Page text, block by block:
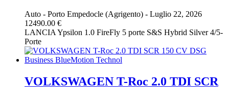
Auto - Porto Empedocle (Agrigento) - Luglio 22, 2026
12490.00 €
LANCIA Ypsilon 1.0 FireFly 5 porte S&S Hybrid Silver 4/5-
Porte
VOLKSWAGEN T-Roc 2.0 TDI SCR